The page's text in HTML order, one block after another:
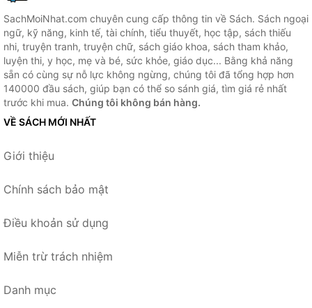
SachMoiNhat.com chuyên cung cấp thông tin về Sách. Sách ngoại
ngữ, kỹ năng, kinh tế, tài chính, tiểu thuyết, học tập, sách thiếu
nhi, truyện tranh, truyện chữ, sách giáo khoa, sách tham khảo,
luyện thi, y học, mẹ và bé, sức khỏe, giáo dục... Bằng khả năng
sẵn có cùng sự nỗ lực không ngừng, chúng tôi đã tổng hợp hơn
140000 đầu sách, giúp bạn có thể so sánh giá, tìm giá rẻ nhất
trước khi mua. Chúng tôi không bán hàng.
VỀ SÁCH MỚI NHẤT
Giới thiệu
Chính sách bảo mật
Điều khoản sử dụng
Miễn trừ trách nhiệm
Danh mục